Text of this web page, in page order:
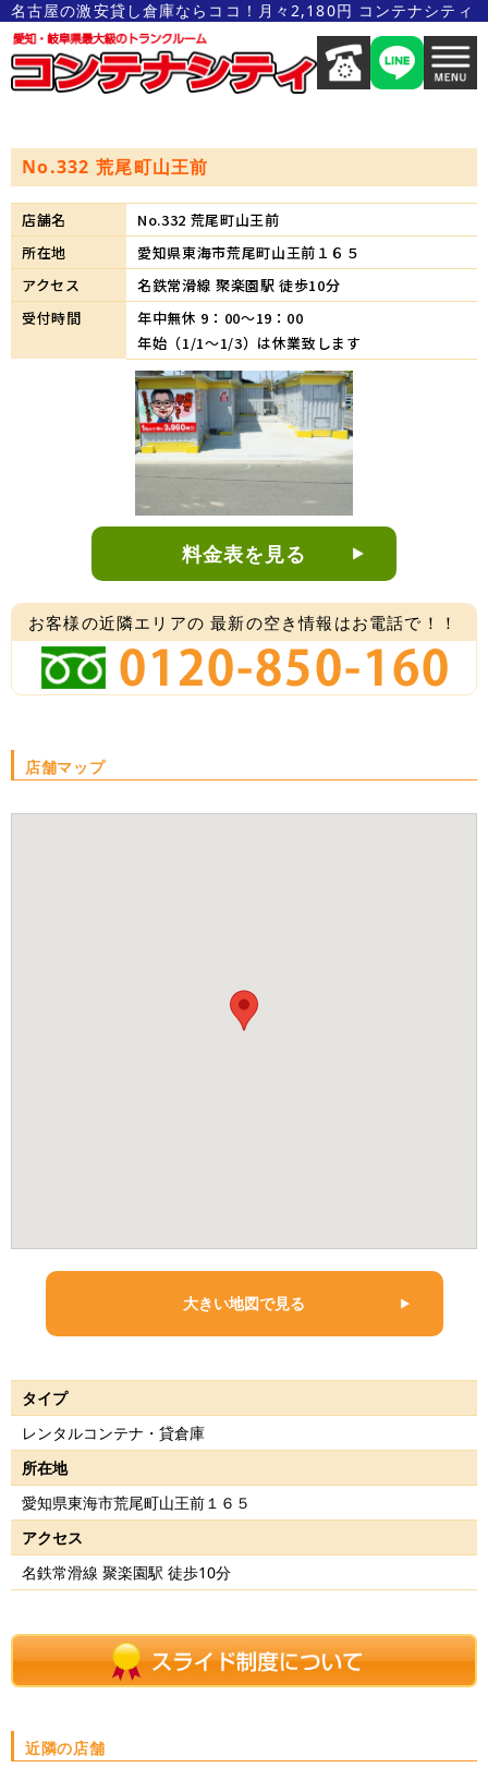
名古屋の激安貸し倉庫ならココ！月々2,180円 コンテナシティ
No.332 荒尾町山王前
店舗名
No.332 荒尾町山王前
所在地
愛知県東海市荒尾町山王前１６５
アクセス
名鉄常滑線 聚楽園駅 徒歩10分
受付時間
年中無休 9：00～19：00
年始（1/1～1/3）は休業致します
料金表を見る
お客様の近隣エリアの 最新の空き情報はお電話で！！
店舗マップ
大きい地図で見る
タイプ
レンタルコンテナ・貸倉庫
所在地
愛知県東海市荒尾町山王前１６５
アクセス
名鉄常滑線 聚楽園駅 徒歩10分
近隣の店舗